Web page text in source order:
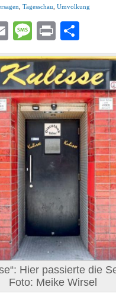
Tagesschau Umvolkung
EmailMessage
Print
Hier passierte die
Foto: Meike Wirsel